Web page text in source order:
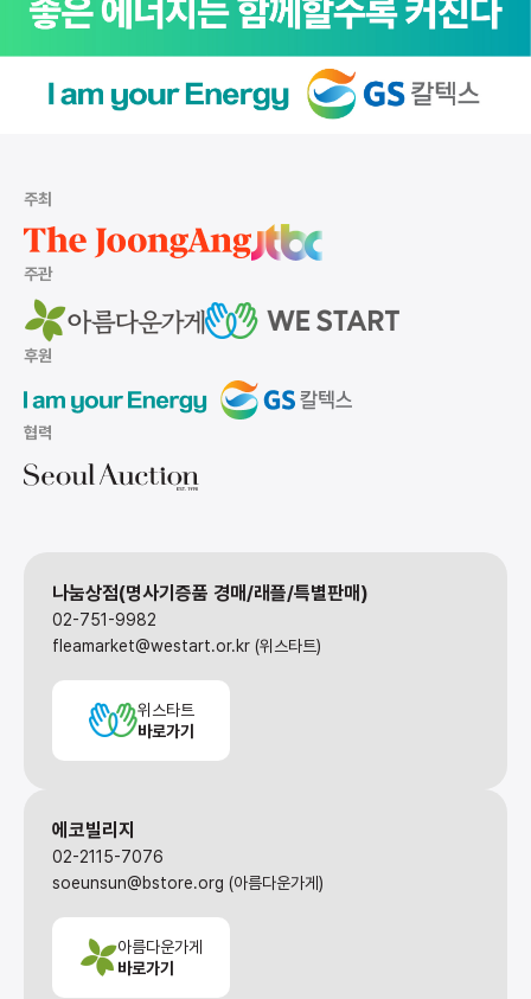
주최
주관
후원
협력
나눔상점(명사기증품 경매/래플/특별판매)
02-751-9982
fleamarket@westart.or.kr (위스타트)
위스타트
바로가기
에코빌리지
02-2115-7076
soeunsun@bstore.org (아름다운가게)
아름다운가게
바로가기